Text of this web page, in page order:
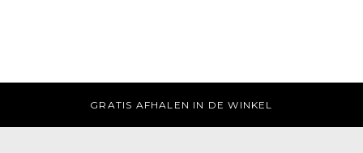
GRATIS AFHALEN IN DE WINKEL